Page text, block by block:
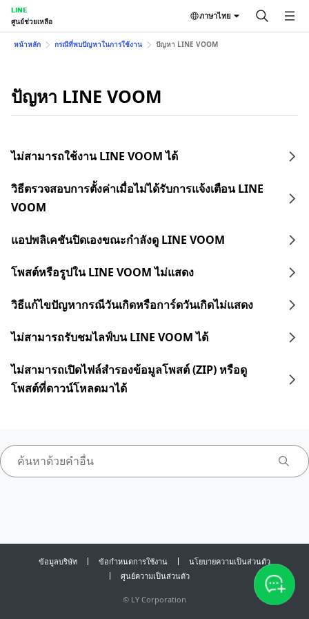
LINE
ศูนย์ช่วยเหลือ
ภาษาไทย
หน้าหลัก กรณีที่พบปัญหาในการใช้งาน ปัญหา LINE VOOM
ปัญหา LINE VOOM
ไม่สามารถใช้งาน LINE VOOM ได้
วิธีตรวจสอบการตั้งค่าเมื่อไม่ได้รับการแจ้งเตือน LINE
VOOM
แอปพลิเคชันปิดเองขณะกำลังดู LINE VOOM
โพสต์หรือรูปใน LINE VOOM ไม่แสดง
วิธีแก้ไขปัญหากรณีวันเกิดหรือการ์ดวันเกิดไม่แสดง
ไม่สามารถรับชมไลฟ์บน LINE VOOM ได้
ไม่สามารถเปิดไฟล์สำรองข้อมูลโพสต์ (ZIP) หรือดู
โพสต์ที่ดาวน์โหลดมาได้
ข้อมูลบริษัท ข้อกำหนดการใช้งาน
นโยบายความเป็นส่วนตัว
ศูนย์ความเป็นส่วนตัว
© LY Corporation